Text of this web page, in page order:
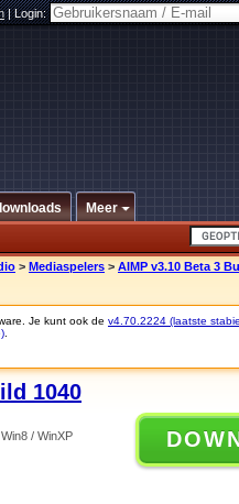
|Login:
Meer
> Mediaspelers > AIMP v3.10 Beta 3
Je kunt ook de v4.70.2224 (laatste
1040
/ WinXP